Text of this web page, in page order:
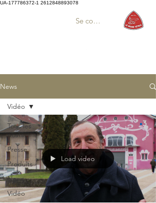
UA-177786372-1 2612848893078
Se connecter
News
Tous les
posts
Presse
Produits
News
Vidéo
Vidéo
Load video